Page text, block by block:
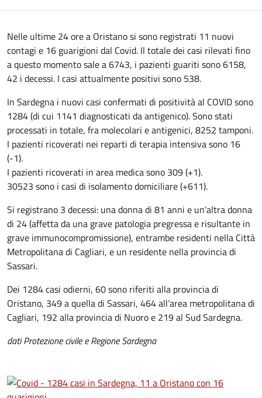
Nelle ultime 24 ore a Oristano si sono registrati 11 nuovi
contagi e 16 guarigioni dal Covid. Il totale dei casi rilevati fino
a questo momento sale a 6743, i pazienti guariti sono 6158,
42 i decessi. I casi attualmente positivi sono 538.
In Sardegna i nuovi casi confermati di positività al COVID sono
1284 (di cui 1141 diagnosticati da antigenico). Sono stati
processati in totale, fra molecolari e antigenici, 8252 tamponi.
I pazienti ricoverati nei reparti di terapia intensiva sono 16
(-1).
I pazienti ricoverati in area medica sono 309 (+1).
30523 sono i casi di isolamento domiciliare (+611).
Si registrano 3 decessi: una donna di 81 anni e un’altra donna
di 24 (affetta da una grave patologia pregressa e risultante in
grave immunocompromissione), entrambe residenti nella Città
Metropolitana di Cagliari, e un residente nella provincia di
Sassari.
Dei 1284 casi odierni, 60 sono riferiti alla provincia di
Oristano, 349 a quella di Sassari, 464 all’area metropolitana di
Cagliari, 192 alla provincia di Nuoro e 219 al Sud Sardegna.
dati Protezione civile e Regione Sardegna